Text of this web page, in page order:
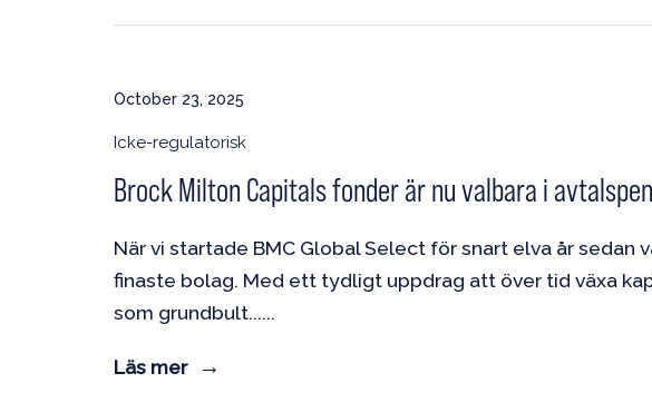
October 23, 2025
Icke-regulatorisk
Brock Milton Capitals fonder är nu valbara i
När vi startade BMC Global Select för snart elva år
finaste bolag. Med ett tydligt uppdrag att över tid växa
som grundbult...
Läs mer